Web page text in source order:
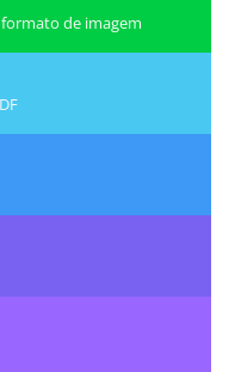
de imagem